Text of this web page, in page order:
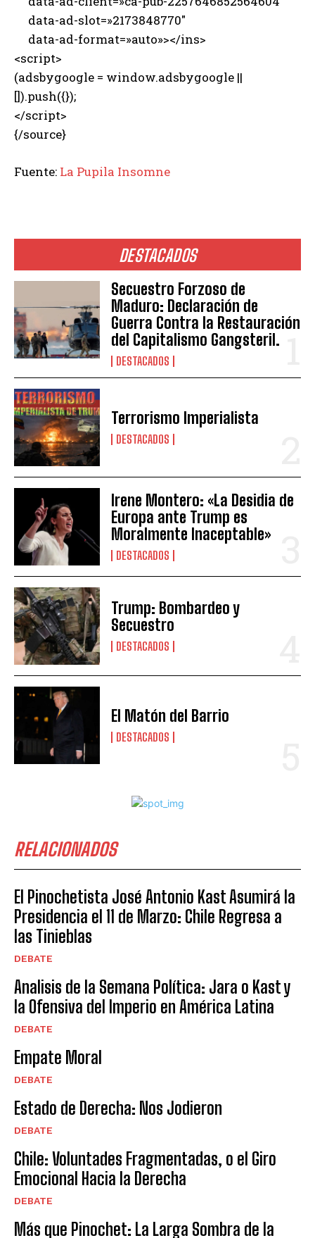
DESTACADOS
Secuestro Forzoso de
Maduro: Declaración de
Guerra Contra la Restauración
del Capitalismo Gangsteril.
DESTACADOS
Terrorismo Imperialista
DESTACADOS
Irene Montero: «La Desidia de
Europa ante Trump es
Moralmente Inaceptable»
DESTACADOS
Trump: Bombardeo y
Secuestro
DESTACADOS
El Matón del Barrio
DESTACADOS
RELACIONADOS
El Pinochetista José Antonio Kast Asumirá la
Presidencia el 11 de Marzo: Chile Regresa a
las Tinieblas
DEBATE
Analisis de la Semana Política: Jara o Kast y
la Ofensiva del Imperio en América Latina
DEBATE
Empate Moral
DEBATE
Estado de Derecha: Nos Jodieron
DEBATE
Chile: Voluntades Fragmentadas, o el Giro
Emocional Hacia la Derecha
DEBATE
Más que Pinochet: La Larga Sombra de la
data-ad-slot=»2173848770″
data-ad-format=»auto»></ins>
<script>
(adsbygoogle = window.adsbygoogle ||
[]).push({});
</script>
{/source}
Fuente: La Pupila Insomne